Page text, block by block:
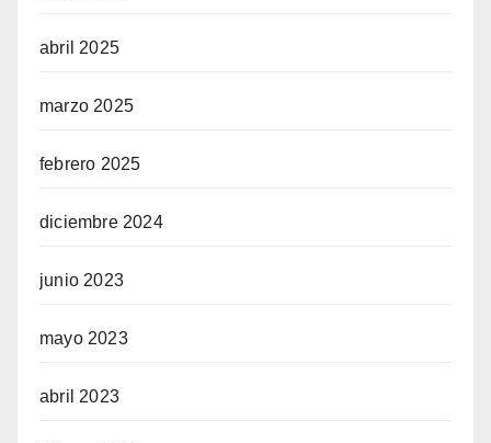
abril 2025
marzo 2025
febrero 2025
diciembre 2024
junio 2023
mayo 2023
abril 2023